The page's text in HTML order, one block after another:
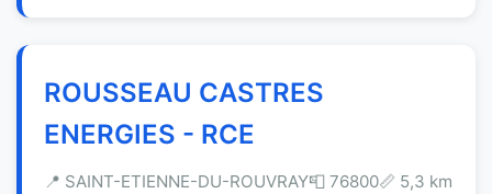
ROUSSEAU CASTRES
ENERGIES - RCE
📍 SAINT-ETIENNE-DU-ROUVRAY📮 76800📏 5,3 km